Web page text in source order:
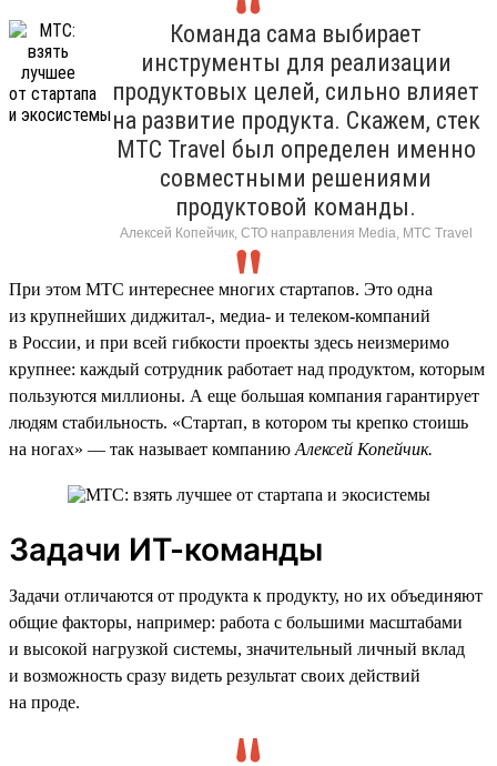
Команда сама выбирает
инструменты для реализации
продуктовых целей, сильно влияет
на развитие продукта. Скажем, стек
МТС Travel был определен именно
совместными решениями
продуктовой команды.
Алексей Копейчик, СТО направления Media, МТС Travel
При этом МТС интереснее многих стартапов. Это одна
из крупнейших диджитал-, медиа- и телеком-компаний
в России, и при всей гибкости проекты здесь неизмеримо
крупнее: каждый сотрудник работает над продуктом, которым
пользуются миллионы. А еще большая компания гарантирует
людям стабильность. «Стартап, в котором ты крепко стоишь
на ногах» — так называет компанию Алексей Копейчик.
Задачи ИТ-команды
Задачи отличаются от продукта к продукту, но их объединяют
общие факторы, например: работа с большими масштабами
и высокой нагрузкой системы, значительный личный вклад
и возможность сразу видеть результат своих действий
на проде.